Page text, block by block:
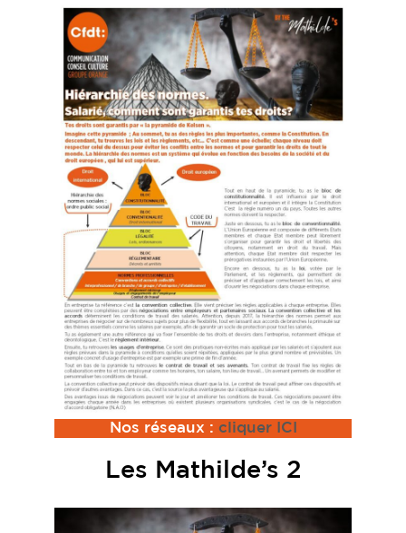
Nos réseaux : cliquer ICI
Les Mathilde’s 2